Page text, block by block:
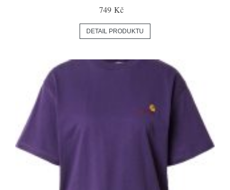
749 Kč
DETAIL PRODUKTU